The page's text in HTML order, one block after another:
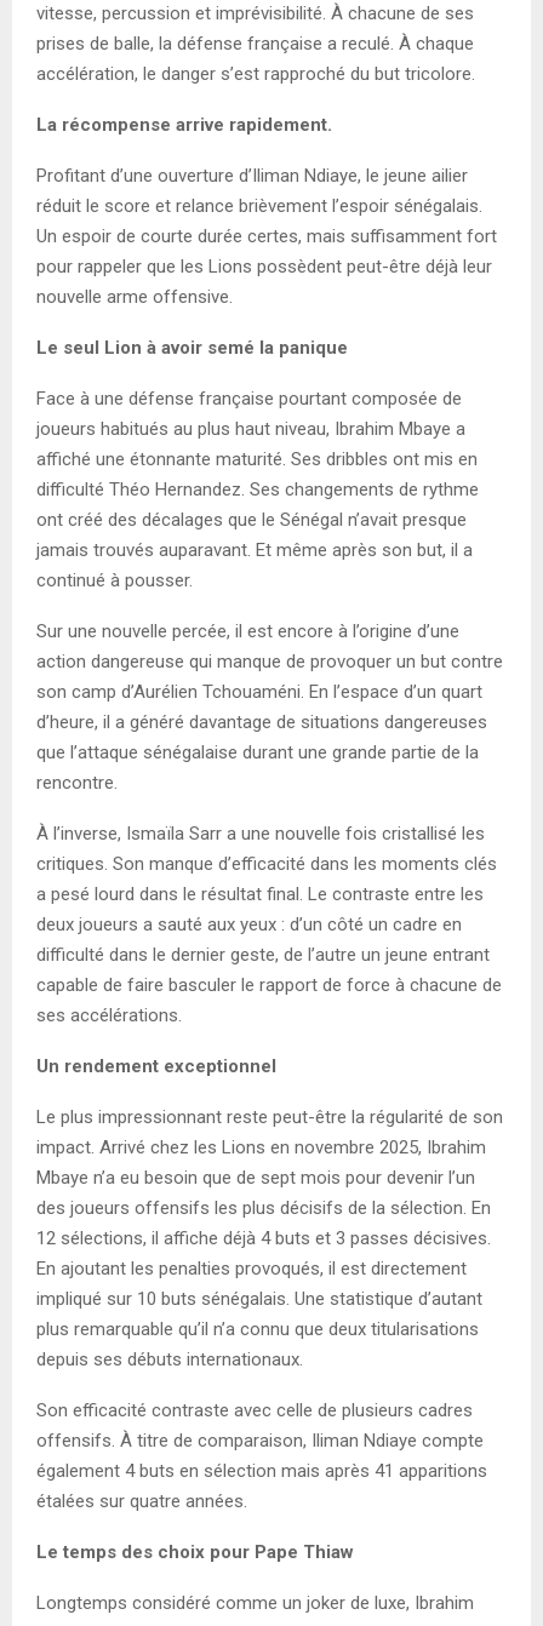
vitesse, percussion et imprévisibilité. À chacune de ses
prises de balle, la défense française a reculé. À chaque
accélération, le danger s’est rapproché du but tricolore.
La récompense arrive rapidement.
Profitant d’une ouverture d’Iliman Ndiaye, le jeune ailier
réduit le score et relance brièvement l’espoir sénégalais.
Un espoir de courte durée certes, mais suffisamment fort
pour rappeler que les Lions possèdent peut-être déjà leur
nouvelle arme offensive.
Le seul Lion à avoir semé la panique
Face à une défense française pourtant composée de
joueurs habitués au plus haut niveau, Ibrahim Mbaye a
affiché une étonnante maturité. Ses dribbles ont mis en
difficulté Théo Hernandez. Ses changements de rythme
ont créé des décalages que le Sénégal n’avait presque
jamais trouvés auparavant. Et même après son but, il a
continué à pousser.
Sur une nouvelle percée, il est encore à l’origine d’une
action dangereuse qui manque de provoquer un but contre
son camp d’Aurélien Tchouaméni. En l’espace d’un quart
d’heure, il a généré davantage de situations dangereuses
que l’attaque sénégalaise durant une grande partie de la
rencontre.
À l’inverse, Ismaïla Sarr a une nouvelle fois cristallisé les
critiques. Son manque d’efficacité dans les moments clés
a pesé lourd dans le résultat final. Le contraste entre les
deux joueurs a sauté aux yeux : d’un côté un cadre en
difficulté dans le dernier geste, de l’autre un jeune entrant
capable de faire basculer le rapport de force à chacune de
ses accélérations.
Un rendement exceptionnel
Le plus impressionnant reste peut-être la régularité de son
impact. Arrivé chez les Lions en novembre 2025, Ibrahim
Mbaye n’a eu besoin que de sept mois pour devenir l’un
des joueurs offensifs les plus décisifs de la sélection. En
12 sélections, il affiche déjà 4 buts et 3 passes décisives.
En ajoutant les penalties provoqués, il est directement
impliqué sur 10 buts sénégalais. Une statistique d’autant
plus remarquable qu’il n’a connu que deux titularisations
depuis ses débuts internationaux.
Son efficacité contraste avec celle de plusieurs cadres
offensifs. À titre de comparaison, Iliman Ndiaye compte
également 4 buts en sélection mais après 41 apparitions
étalées sur quatre années.
Le temps des choix pour Pape Thiaw
Longtemps considéré comme un joker de luxe, Ibrahim